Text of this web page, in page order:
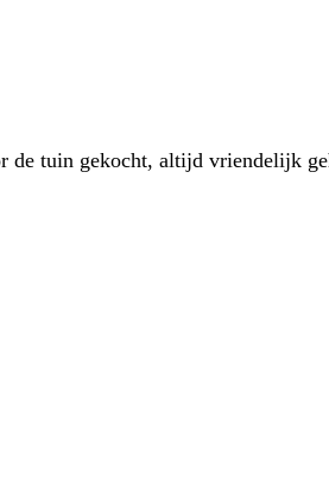
de tuin gekocht, altijd vriendelijk